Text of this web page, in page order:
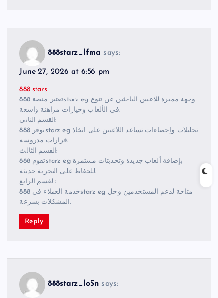
888starz_lfma says:
June 27, 2026 at 6:56 pm
888 stars
تعتبر منصة 888starz eg وجهة مميزة للاعبين الباحثين عن تنوع
في الألعاب وخيارات مراهنة واسعة.
القسم الثاني:
توفر 888starz eg تحليلات وإحصاءات تساعد اللاعبين على اتخاذ
قرارات مدروسة.
القسم الثالث:
تقوم 888starz eg بإضافة ألعاب جديدة وتحديثات مستمرة
للحفاظ على التجربة حديثة.
القسم الرابع:
خدمة العملاء في 888starz eg متاحة لدعم المستخدمين وحل
المشكلات بسرعة.
Reply
888starz_loSn says: